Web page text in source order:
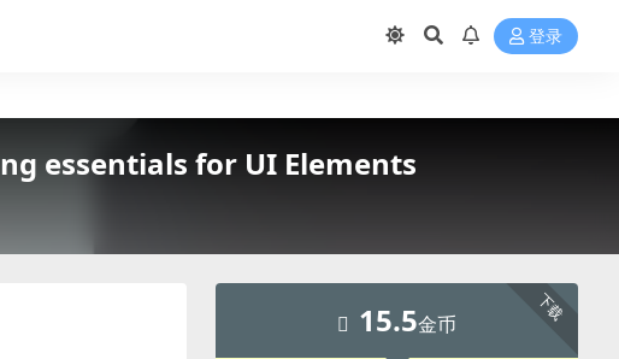
登录
essentials for UI Elements
下载
15.5金币